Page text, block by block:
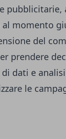
pubblicitarie,
momento
del
prendere
dati e
le